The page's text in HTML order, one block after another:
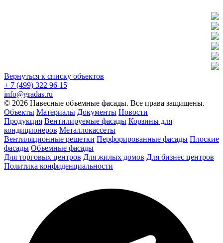
Вернуться к списку объектов
+ 7 (499) 322 96 15
info@gradas.ru
© 2026 Навесные объемные фасады. Все права защищены.
Объекты Материалы Документы Новости
Продукция Вентилируемые фасады Корзины для
кондиционеров Металлокассеты
Вентиляционные решетки Перфорированные фасады Плоские
фасады Объемные фасады
Для торговых центров Для жилых домов Для бизнес центров
Политика конфиденциальности